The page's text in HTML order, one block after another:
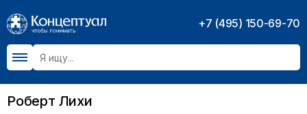
+7 (495) 150-69-70
Роберт Лихи